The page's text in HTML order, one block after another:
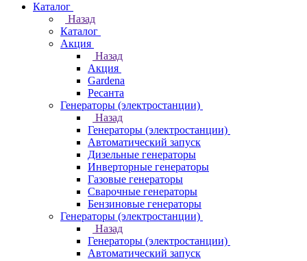
Каталог
Назад
Каталог
Акция
Назад
Акция
Gardena
Ресанта
Генераторы (электростанции)
Назад
Генераторы (электростанции)
Автоматический запуск
Дизельные генераторы
Инверторные генераторы
Газовые генераторы
Сварочные генераторы
Бензиновые генераторы
Генераторы (электростанции)
Назад
Генераторы (электростанции)
Автоматический запуск